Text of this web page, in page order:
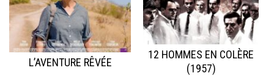
L’AVENTURE RÊVÉE
12 HOMMES EN COLÈRE
(1957)